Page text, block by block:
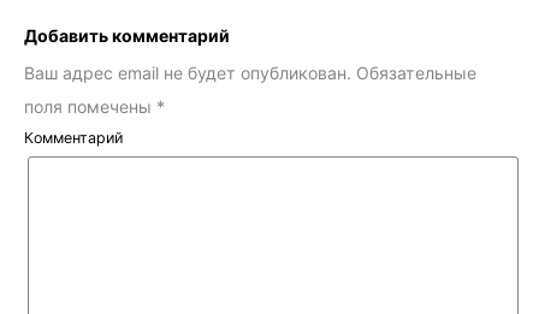
Добавить комментарий
Ваш адрес email не будет опубликован. Обязательные
поля помечены *
Комментарий